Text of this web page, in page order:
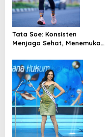
Tata Soe: Konsisten
Menjaga Sehat, Menemukan
Menyambut Hari Esok